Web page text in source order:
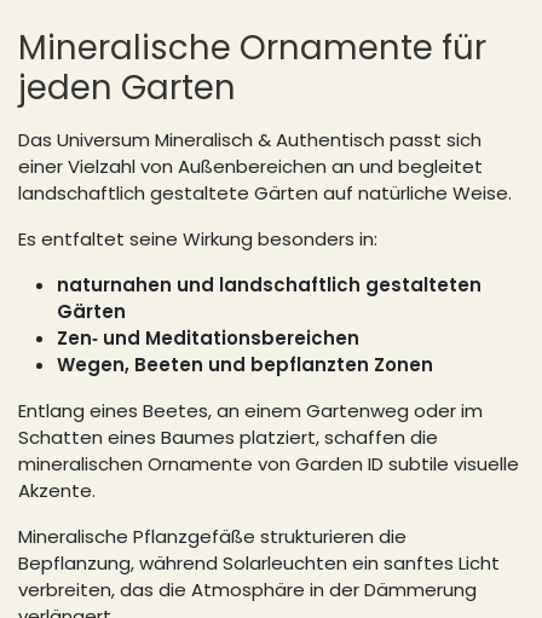
Mineralische Ornamente für
jeden Garten
Das Universum Mineralisch & Authentisch passt sich
einer Vielzahl von Außenbereichen an und begleitet
landschaftlich gestaltete Gärten auf natürliche Weise.
Es entfaltet seine Wirkung besonders in:
naturnahen und landschaftlich gestalteten
Gärten
Zen‑ und Meditationsbereichen
Wegen, Beeten und bepflanzten Zonen
Entlang eines Beetes, an einem Gartenweg oder im
Schatten eines Baumes platziert, schaffen die
mineralischen Ornamente von Garden ID subtile visuelle
Akzente.
Mineralische Pflanzgefäße strukturieren die
Bepflanzung, während Solarleuchten ein sanftes Licht
verbreiten, das die Atmosphäre in der Dämmerung